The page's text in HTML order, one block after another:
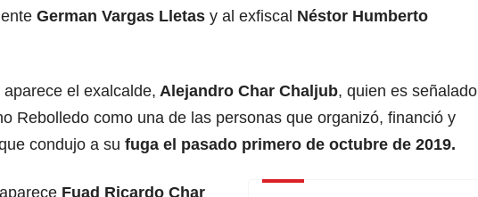
German Vargas Lletas y al exfiscal Néstor Humberto
el exalcalde, Alejandro Char Chaljub, quien es señalado
Rebolledo como una de las personas que organizó, financió y
condujo a su fuga el pasado primero de octubre de 2019.
Fuad Ricardo Char